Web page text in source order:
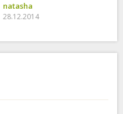
natasha
28.12.2014